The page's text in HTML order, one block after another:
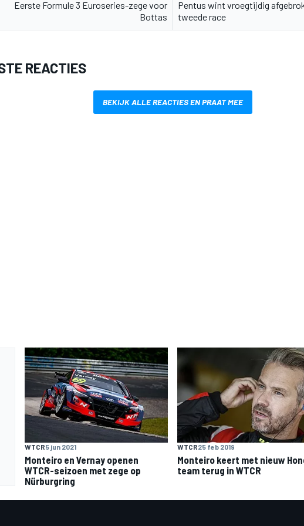
Eerste Formule 3 Euroseries-zege voor
Bottas
Pentus wint vroegtijdig
tweede race
REACTIES
BEKIJK ALLE REACTIES EN PRAAT MEE
WTCR5 jun 2021
Monteiro en Vernay openen
WTCR-seizoen met zege op
Nürburgring
WTCR25 feb 2019
Monteiro keert met nieuw
team terug in WTCR